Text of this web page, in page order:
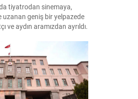
tiyatrodan sinemaya,
geniş bir yelpazede
ve aydın aramızdan ayrıldı.
derin üzüntü yarattı.
yaşamları boyunca
ve katkılar yeniden
hafızasında